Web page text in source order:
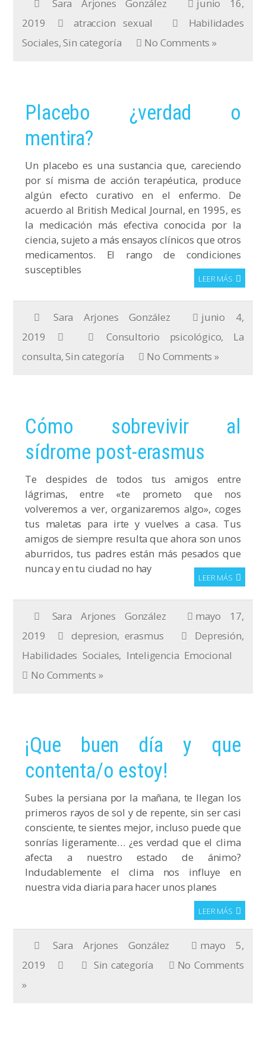
Sara Arjones González
junio 16,
2019
atraccion sexual
Habilidades
Sociales,Sin categoría No Comments »
Placebo ¿verdad o
mentira?
Un placebo es una sustancia que, careciendo
por sí misma de acción terapéutica, produce
algún efecto curativo en el enfermo. De
acuerdo al British Medical Journal, en 1995, es
la medicación más efectiva conocida por la
ciencia, sujeto a más ensayos clínicos que otros
medicamentos. El rango de condiciones
susceptibles
LEER MÁS
Sara Arjones González
junio 4,
2019
Consultorio psicológico, La
consulta,Sin categoría No Comments »
Cómo sobrevivir al
sídrome post-erasmus
Te despides de todos tus amigos entre
lágrimas, entre «te prometo que nos
volveremos a ver, organizaremos algo», coges
tus maletas para irte y vuelves a casa. Tus
amigos de siempre resulta que ahora son unos
aburridos, tus padres están más pesados que
nunca y en tu ciudad no hay
LEER MÁS
Sara Arjones González
mayo 17,
2019
depresion, erasmus Depresión,
Habilidades Sociales, Inteligencia Emocional
No Comments »
¡Que buen día y que
contenta/o estoy!
Subes la persiana por la mañana, te llegan los
primeros rayos de sol y de repente, sin ser casi
consciente, te sientes mejor, incluso puede que
sonrías ligeramente… ¿es verdad que el clima
afecta a nuestro estado de ánimo?
Indudablemente el clima nos influye en
nuestra vida diaria para hacer unos planes
LEER MÁS
Sara Arjones González
mayo 5,
2019
Sin categoría
No Comments
»